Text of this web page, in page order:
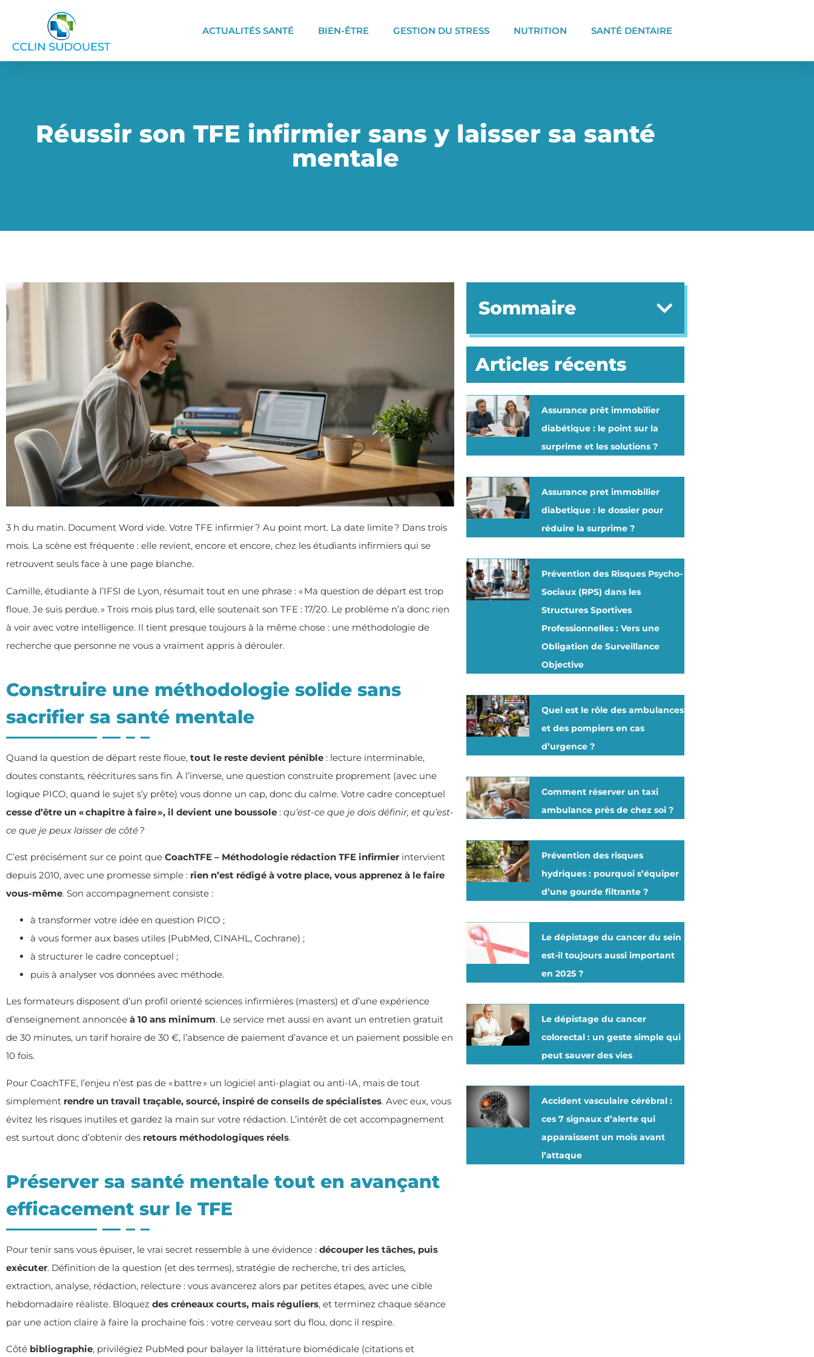
ACTUALITÉS SANTÉ BIEN-ÊTRE GESTION DU STRESS NUTRITION SANTÉ DENTAIRE
Réussir son TFE infirmier sans y laisser sa santé
mentale
3 h du matin. Document Word vide. Votre TFE infirmier ? Au point mort. La date limite ? Dans trois
mois. La scène est fréquente : elle revient, encore et encore, chez les étudiants infirmiers qui se
retrouvent seuls face à une page blanche.
Camille, étudiante à l’IFSI de Lyon, résumait tout en une phrase : « Ma question de départ est trop
floue. Je suis perdue. » Trois mois plus tard, elle soutenait son TFE : 17/20. Le problème n’a donc rien
à voir avec votre intelligence. Il tient presque toujours à la même chose : une méthodologie de
recherche que personne ne vous a vraiment appris à dérouler.
Construire une méthodologie solide sans
sacrifier sa santé mentale
Quand la question de départ reste floue, tout le reste devient pénible : lecture interminable,
doutes constants, réécritures sans fin. À l’inverse, une question construite proprement (avec une
logique PICO, quand le sujet s’y prête) vous donne un cap, donc du calme. Votre cadre conceptuel
cesse d’être un « chapitre à faire », il devient une boussole : qu’est-ce que je dois définir, et qu’est-
ce que je peux laisser de côté ?
C’est précisément sur ce point que CoachTFE – Méthodologie rédaction TFE infirmier intervient
depuis 2010, avec une promesse simple : rien n’est rédigé à votre place, vous apprenez à le faire
vous-même. Son accompagnement consiste :
à transformer votre idée en question PICO ;
à vous former aux bases utiles (PubMed, CINAHL, Cochrane) ;
à structurer le cadre conceptuel ;
puis à analyser vos données avec méthode.
Les formateurs disposent d’un profil orienté sciences infirmières (masters) et d’une expérience
d’enseignement annoncée à 10 ans minimum. Le service met aussi en avant un entretien gratuit
de 30 minutes, un tarif horaire de 30 €, l’absence de paiement d’avance et un paiement possible en
10 fois.
Pour CoachTFE, l’enjeu n’est pas de « battre » un logiciel anti-plagiat ou anti-IA, mais de tout
simplement rendre un travail traçable, sourcé, inspiré de conseils de spécialistes. Avec eux, vous
évitez les risques inutiles et gardez la main sur votre rédaction. L’intérêt de cet accompagnement
est surtout donc d’obtenir des retours méthodologiques réels.
Préserver sa santé mentale tout en avançant
efficacement sur le TFE
Pour tenir sans vous épuiser, le vrai secret ressemble à une évidence : découper les tâches, puis
exécuter. Définition de la question (et des termes), stratégie de recherche, tri des articles,
extraction, analyse, rédaction, relecture : vous avancerez alors par petites étapes, avec une cible
hebdomadaire réaliste. Bloquez des créneaux courts, mais réguliers, et terminez chaque séance
par une action claire à faire la prochaine fois : votre cerveau sort du flou, donc il respire.
Côté bibliographie, privilégiez PubMed pour balayer la littérature biomédicale (citations et
Sommaire
Articles récents
Assurance prêt immobilier
diabétique : le point sur la
surprime et les solutions ?
Assurance pret immobilier
diabetique : le dossier pour
réduire la surprime ?
Prévention des Risques Psycho-
Sociaux (RPS) dans les
Structures Sportives
Professionnelles : Vers une
Obligation de Surveillance
Objective
Quel est le rôle des ambulances
et des pompiers en cas
d’urgence ?
Comment réserver un taxi
ambulance près de chez soi ?
Prévention des risques
hydriques : pourquoi s’équiper
d’une gourde filtrante ?
Le dépistage du cancer du sein
est-il toujours aussi important
en 2025 ?
Le dépistage du cancer
colorectal : un geste simple qui
peut sauver des vies
Accident vasculaire cérébral :
ces 7 signaux d’alerte qui
apparaissent un mois avant
l’attaque